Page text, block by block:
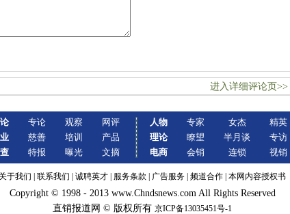
进入详细评论页>>
专论
慈善
特报
观察
培训
曝光
网评
产品
文摘
人物
理论
电商
专家
瞭望
会销
女杰
半月谈
连锁
精英
专访
视销
关于我们 联系我们 诚聘英才 服务条款 广告服务 频道合作 本网内容授权书
Copyright © 1998 - 2013 www.Chndsnews.com All Rights Reserved
直销报道网 © 版权所有 京ICP备13035451号-1